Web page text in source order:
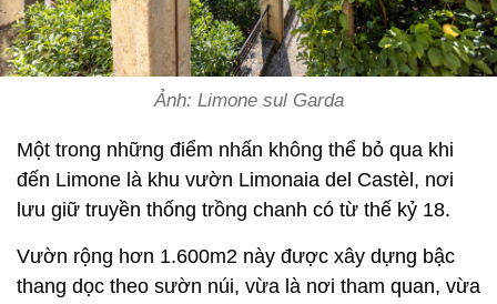
Ảnh: Limone sul Garda
Một trong những điểm nhấn không thể bỏ qua khi
đến Limone là khu vườn Limonaia del Castèl, nơi
lưu giữ truyền thống trồng chanh có từ thế kỷ 18.
Vườn rộng hơn 1.600m2 này được xây dựng bậc
thang dọc theo sườn núi, vừa là nơi tham quan, vừa